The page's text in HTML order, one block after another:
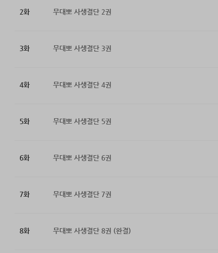
2화 무대뽀 사생결단 2권
3화 무대뽀 사생결단 3권
4화 무대뽀 사생결단 4권
5화 무대뽀 사생결단 5권
6화 무대뽀 사생결단 6권
7화 무대뽀 사생결단 7권
8화 무대뽀 사생결단 8권 (완결)